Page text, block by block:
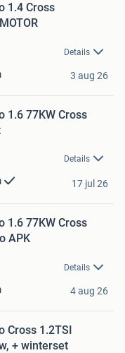
1.4 Cross
Details
3 aug 26
1.6 77KW Cross
Details
17 jul 26
1.6 77KW Cross
APK
Details
4 aug 26
Cross 1.2TSI
+ winterset